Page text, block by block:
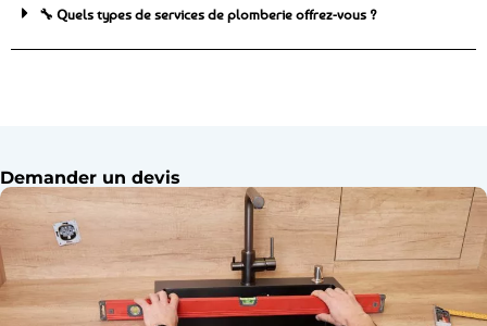
🔧 Quels types de services de plomberie offrez-vous ?
Demander un devis